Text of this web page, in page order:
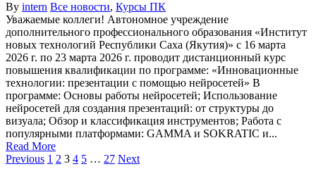
By intern Все новости, Курсы ПК
Уважаемые коллеги! Автономное учреждение
дополнительного профессионального образования «Институт
новых технологий Республики Саха (Якутия)» с 16 марта
2026 г. по 23 марта 2026 г. проводит дистанционный курс
повышения квалификации по программе: «Инновационные
технологии: презентации с помощью нейросетей» В
программе: Основы работы нейросетей; Использование
нейросетей для создания презентаций: от структуры до
визуала; Обзор и классификация инструментов; Работа с
популярными платформами: GAMMA и SOKRATIC и...
Read More
Previous 1 2 3 4 5 … 27 Next